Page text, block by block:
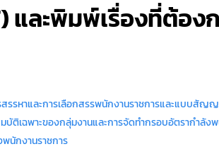
และพิมพ์เรื่องที่ต้อง
รรหาและการเลือกสรรพนักงานราชการและแบบสัญ
ติเฉพาะของกลุ่มงานและการจัดทำกรอบอัตรากำลัง
นักงานราชการ